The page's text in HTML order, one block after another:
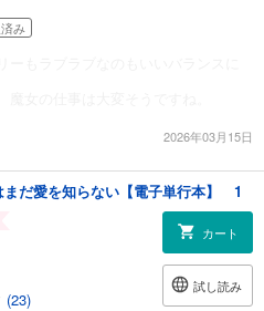
み
2026年03月15日
まだ愛を知らない【電子単行本】 1
(23)
カート
試し読み